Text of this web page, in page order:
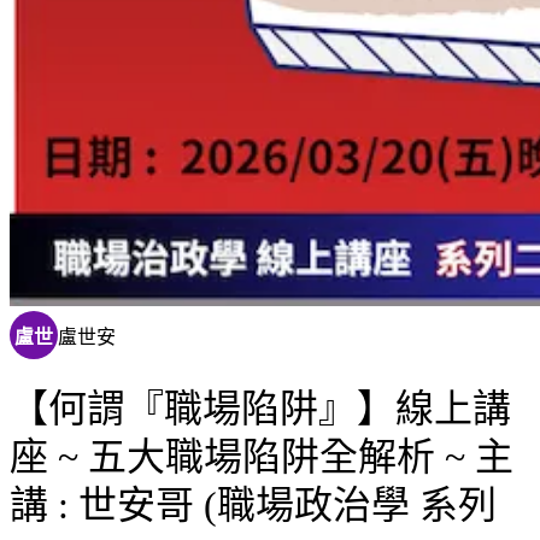
盧世 盧世安
【何謂『職場陷阱』】線上講
座 ~ 五大職場陷阱全解析 ~ 主
講 : 世安哥 (職場政治學 系列